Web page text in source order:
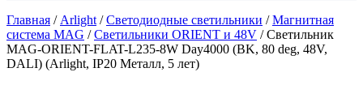
Главная / Arlight /Светодиодные светильники /Магнитная
система MAG /Светильники ORIENT и 48V / Светильник
MAG-ORIENT-FLAT-L235-8W Day4000 (BK, 80 deg, 48V,
DALI) (Arlight, IP20 Металл, 5 лет)